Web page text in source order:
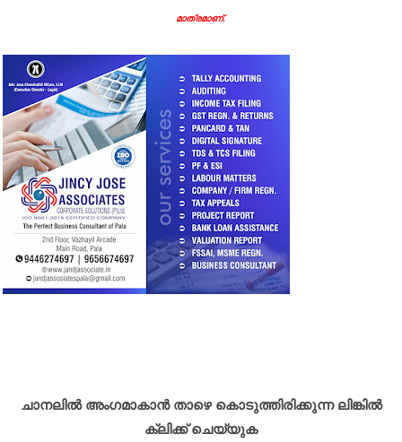
മാത്രമാണ്.
ചാനലിൽ അംഗമാകാൻ താഴെ കൊടുത്തിരിക്കുന്ന ലിങ്കിൽ
ക്ലിക്ക് ചെയ്യുക